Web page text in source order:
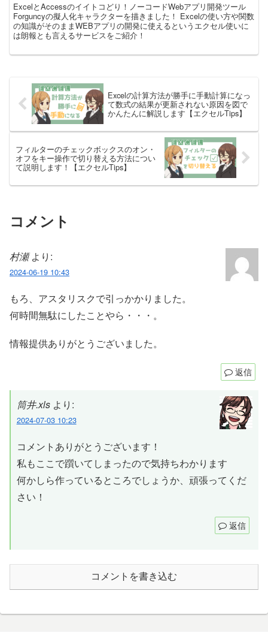
ExcelとAccessのイイトコどり！ノーコードWebアプリ開発ツール
Forguncyの擬人化キャラクターを描きました！ Excelの使い方や関数
の知識がそのままWEBアプリの開発に使えるというエクセル使いに
は朗報とも言えるサービスをご紹介！
Excelの計算方法が勝手に手動計算になっ
て数式の結果が更新されない原因を図で
かんたんに解説します【エクセルTips】
フィルターのチェックボックスのオン・
オフをキー操作で切り替える方法につい
て説明します！【エクセルTips】
コメント
村瀬 より:
2024-06-19 10:43
もろ、アスタリスクで引っかかりました。
何時間無駄にしたことやら・・・。
情報提供ありがとうございました。
返信
筒井.xls より:
2024-07-03 10:23
コメントありがとうございます！
私もここで躓いてしまったので気持ちわかります
何かしら作っているところでしょうか、頑張ってくだ
さい！
返信
コメントを書き込む